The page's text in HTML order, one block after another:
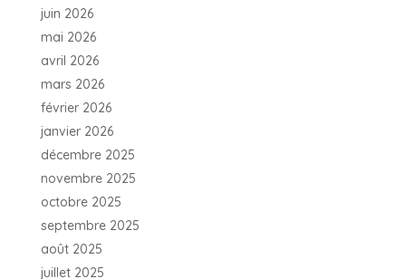
juin 2026
mai 2026
avril 2026
mars 2026
février 2026
janvier 2026
décembre 2025
novembre 2025
octobre 2025
septembre 2025
août 2025
juillet 2025